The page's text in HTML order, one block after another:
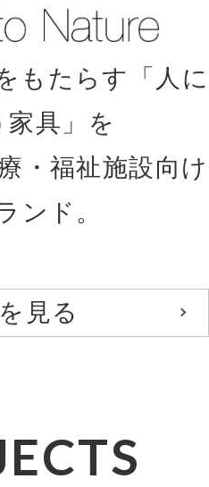
もたらす「人に
具」を
・福祉施設向け
ンド。
見る